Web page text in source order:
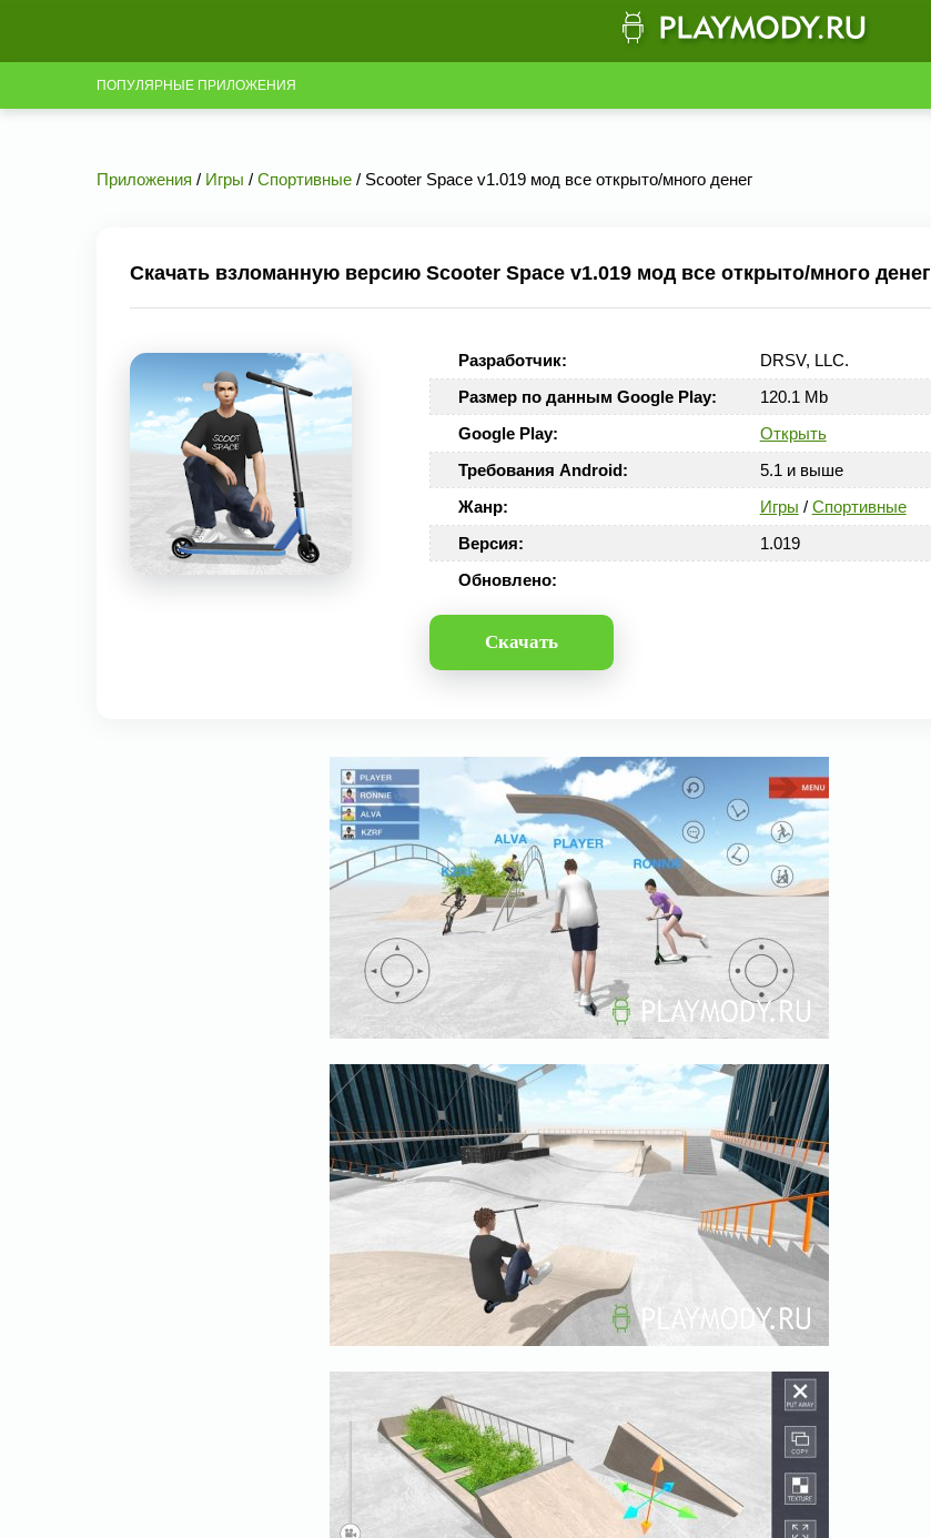
ПОПУЛЯРНЫЕ ПРИЛОЖЕНИЯ
Приложения / Игры / Спортивные / Scooter Space v1.019 мод все открыто/много денег
Скачать взломанную версию Scooter Space v1.019 мод все открыто/много денег
Разработчик:
DRSV, LLC.
Размер по данным Google Play:
120.1 Mb
Google Play:
Открыть
Требования Android:
5.1 и выше
Жанр:
Игры / Спортивные
Версия:
1.019
Обновлено:
Скачать